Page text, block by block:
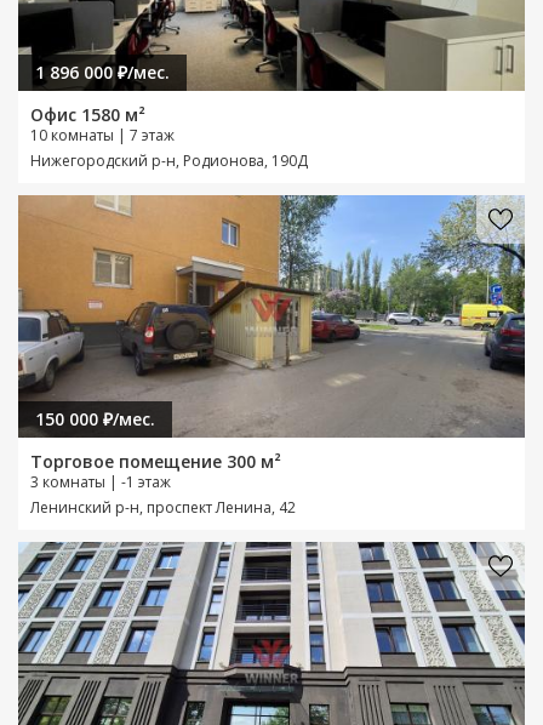
1 896 000 ₽/мес.
Офис 1580 м²
10 комнаты | 7 этаж
Нижегородский р-н, Родионова, 190Д
150 000 ₽/мес.
Торговое помещение 300 м²
3 комнаты | -1 этаж
Ленинский р-н, проспект Ленина, 42